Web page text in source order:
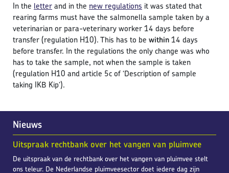
Nieuws
Uitspraak rechtbank over het vangen van pluimvee
De uitspraak van de rechtbank over het vangen van pluimvee stelt
ons teleur. De Nederlandse pluimveesector doet iedere dag zijn
In the letterand in the new regulations it was stated that
rearing farms must have the salmonella sample taken by a
veterinarian or para-veterinary worker 14 days before
transfer (regulation H10). This has to be within14 days
before transfer. In the regulations the only change was who
has to take the sample, not when the sample is taken
(regulation H10 and article 5c of ‘Description of sample
taking IKB Kip’).